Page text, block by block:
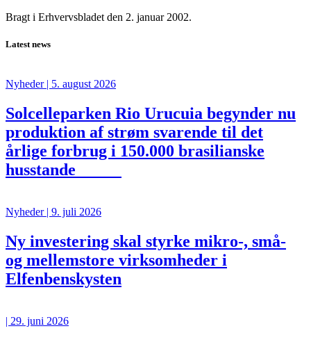
Bragt i Erhvervsbladet den 2. januar 2002.
Latest news
Nyheder | 5. august 2026
Solcelleparken Rio Urucuia begynder nu
produktion af strøm svarende til det
årlige forbrug i 150.000 brasilianske
husstande
Nyheder | 9. juli 2026
Ny investering skal styrke mikro-, små-
og mellemstore virksomheder i
Elfenbenskysten
| 29. juni 2026